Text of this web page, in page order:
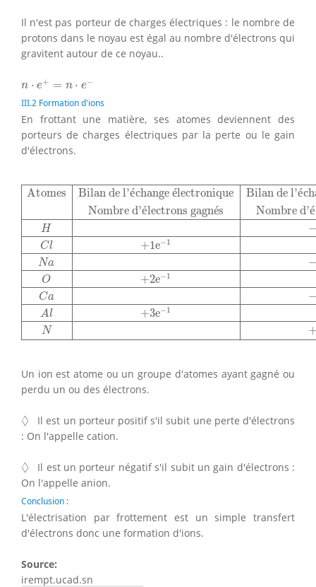
Il n'est pas porteur de charges électriques : le nombre de
protons dans le noyau est égal au nombre d'électrons qui
gravitent autour de ce noyau..
n ⋅ e+ = n ⋅ e−
+=
III.2 Formation d'ions
En frottant une matière, ses atomes deviennent des
porteurs de charges électriques par la perte ou le gain
d'électrons.
Atomes Bilan de l'échange électronique Bilan de l'é
Nombre d'électrons gagnés Nombre d'é
H
Cl +1e−1
Na
O +2e−1
Ca
Al +3e−1
N
AtomesBilan de l'échange électroniqueBilan de
Un ion est atome ou un groupe d'atomes ayant gagné ou
perdu un ou des électrons.
◊
◊
Il est un porteur positif s'il subit une perte d'électrons
: On l'appelle cation.
◊
◊
Il est un porteur négatif s'il subit un gain d'électrons :
On l'appelle anion.
Conclusion :
L'électrisation par frottement est un simple transfert
d'électrons donc une formation d'ions.
Source:
irempt.ucad.sn